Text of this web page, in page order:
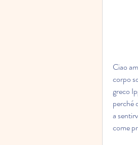
Ciao
corpo
greco
perché
a
come